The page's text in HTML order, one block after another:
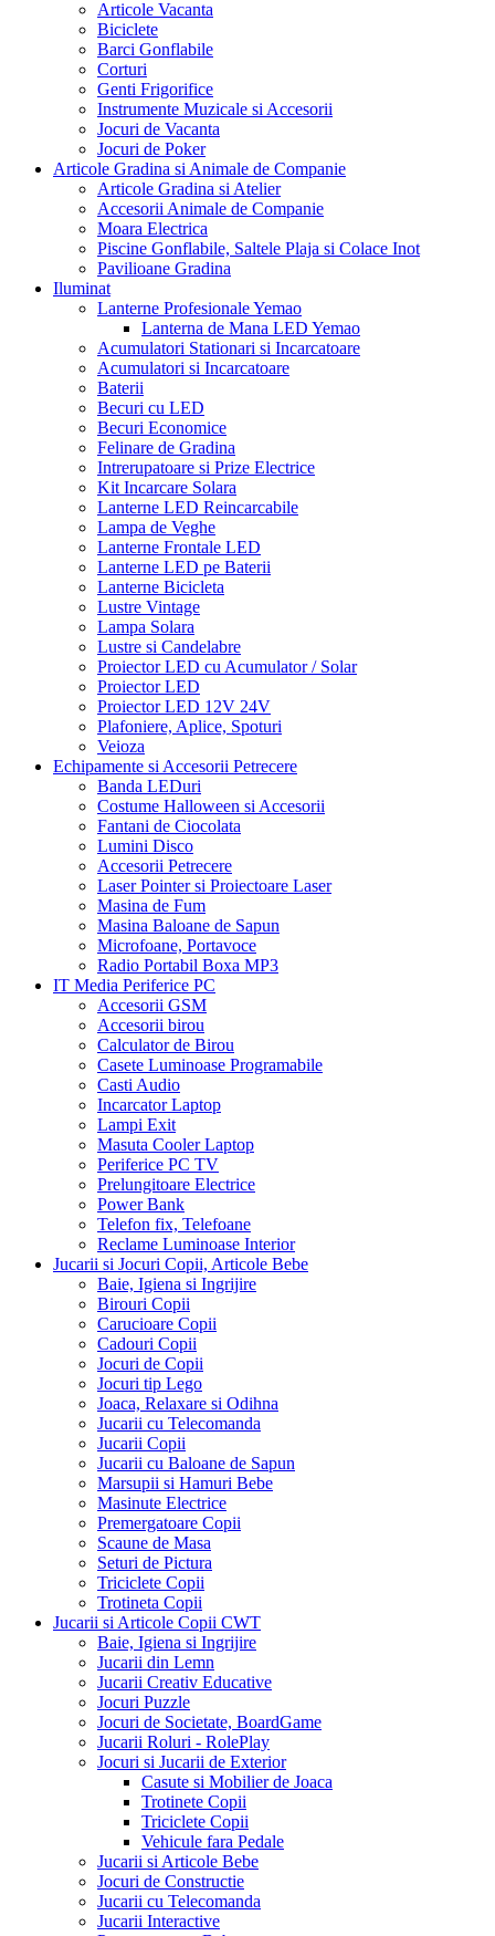
Articole Vacanta
Biciclete
Barci Gonflabile
Corturi
Genti Frigorifice
Instrumente Muzicale si Accesorii
Jocuri de Vacanta
Jocuri de Poker
Articole Gradina si Animale de Companie
Articole Gradina si Atelier
Accesorii Animale de Companie
Moara Electrica
Piscine Gonflabile, Saltele Plaja si Colace Inot
Pavilioane Gradina
Iluminat
Lanterne Profesionale Yemao
Lanterna de Mana LED Yemao
Acumulatori Stationari si Incarcatoare
Acumulatori si Incarcatoare
Baterii
Becuri cu LED
Becuri Economice
Felinare de Gradina
Intrerupatoare si Prize Electrice
Kit Incarcare Solara
Lanterne LED Reincarcabile
Lampa de Veghe
Lanterne Frontale LED
Lanterne LED pe Baterii
Lanterne Bicicleta
Lustre Vintage
Lampa Solara
Lustre si Candelabre
Proiector LED cu Acumulator / Solar
Proiector LED
Proiector LED 12V 24V
Plafoniere, Aplice, Spoturi
Veioza
Echipamente si Accesorii Petrecere
Banda LEDuri
Costume Halloween si Accesorii
Fantani de Ciocolata
Lumini Disco
Accesorii Petrecere
Laser Pointer si Proiectoare Laser
Masina de Fum
Masina Baloane de Sapun
Microfoane, Portavoce
Radio Portabil Boxa MP3
IT Media Periferice PC
Accesorii GSM
Accesorii birou
Calculator de Birou
Casete Luminoase Programabile
Casti Audio
Incarcator Laptop
Lampi Exit
Masuta Cooler Laptop
Periferice PC TV
Prelungitoare Electrice
Power Bank
Telefon fix, Telefoane
Reclame Luminoase Interior
Jucarii si Jocuri Copii, Articole Bebe
Baie, Igiena si Ingrijire
Birouri Copii
Carucioare Copii
Cadouri Copii
Jocuri de Copii
Jocuri tip Lego
Joaca, Relaxare si Odihna
Jucarii cu Telecomanda
Jucarii Copii
Jucarii cu Baloane de Sapun
Marsupii si Hamuri Bebe
Masinute Electrice
Premergatoare Copii
Scaune de Masa
Seturi de Pictura
Triciclete Copii
Trotineta Copii
Jucarii si Articole Copii CWT
Baie, Igiena si Ingrijire
Jucarii din Lemn
Jucarii Creativ Educative
Jocuri Puzzle
Jocuri de Societate, BoardGame
Jucarii Roluri - RolePlay
Jocuri si Jucarii de Exterior
Casute si Mobilier de Joaca
Trotinete Copii
Triciclete Copii
Vehicule fara Pedale
Jucarii si Articole Bebe
Jocuri de Constructie
Jucarii cu Telecomanda
Jucarii Interactive